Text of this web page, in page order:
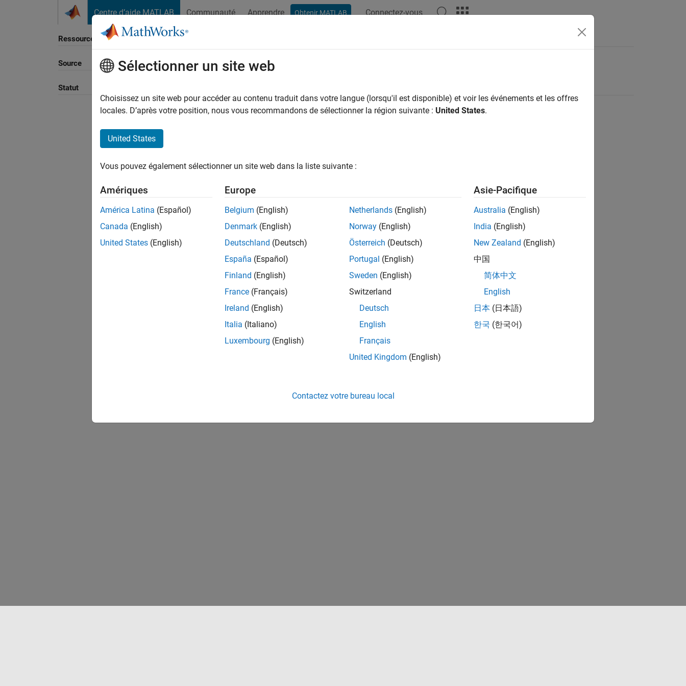
Centre d’aide MATLAB Communauté Apprendre Obtenir MATLAB Connectez-vous
Ressource
Source
Statut
Trier par
Sélectionner un site web
Choisissez un site web pour accéder au contenu traduit dans votre langue (lorsqu'il est disponible) et voir les événements et les offres
locales. D’après votre position, nous vous recommandons de sélectionner la région suivante : United States.
United States
Vous pouvez également sélectionner un site web dans la liste suivante :
Amériques
América Latina (Español)
Canada (English)
United States (English)
Europe
Belgium (English)
Denmark (English)
Deutschland (Deutsch)
España (Español)
Finland (English)
France (Français)
Ireland (English)
Italia (Italiano)
Luxembourg (English)
Netherlands (English)
Norway (English)
Österreich (Deutsch)
Portugal (English)
Sweden (English)
Switzerland
Deutsch
English
Français
United Kingdom (English)
Asie-Pacifique
Australia (English)
India (English)
New Zealand (English)
中国
简体中文
English
日本 (日本語)
한국 (한국어)
Contactez votre bureau local